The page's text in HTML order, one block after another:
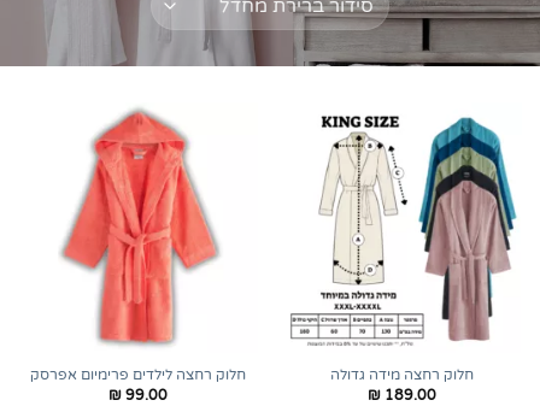
חלוק רחצה מידה גדולה
₪ 189.00
חלוק רחצה לילדים פרימיום אפרסק
₪ 99.00